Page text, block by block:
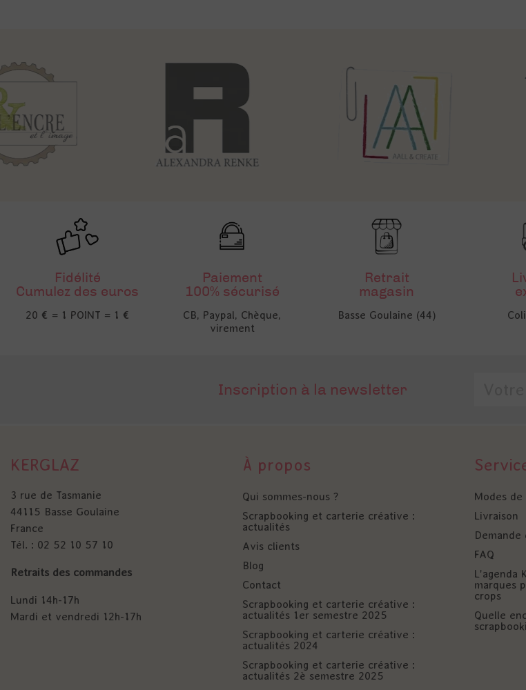
Fidélité
Cumulez des euros
20 € = 1 POINT = 1 €
Paiement
100% sécurisé
CB, Paypal, Chèque,
virement
Retrait
magasin
Basse Goulaine (44)
Inscription à la newsletter
KERGLAZ
3 rue de Tasmanie
44115 Basse Goulaine
France
Tél. : 02 52 10 57 10
Retraits des commandes
Lundi 14h-17h
Mardi et vendredi 12h-17h
À propos
Qui sommes-nous ?
Scrapbooking et carterie créative :
actualités
Avis clients
Blog
Contact
Scrapbooking et carterie créative :
actualités 1er semestre 2025
Scrapbooking et carterie créative :
actualités 2024
Scrapbooking et carterie créative :
actualités 2è semestre 2025
Modes
Livraison
FAQ
L'agenda
marques
crops
Quelle